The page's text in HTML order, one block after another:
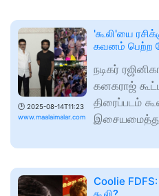
🕑 2025-08-14T11:23
www.maalaimalar.com
'கூலி'யை
கவனம் பெற்ற
நடிகர்
கனகராஜ்
திரைப்படம்
Coolie FDFS: